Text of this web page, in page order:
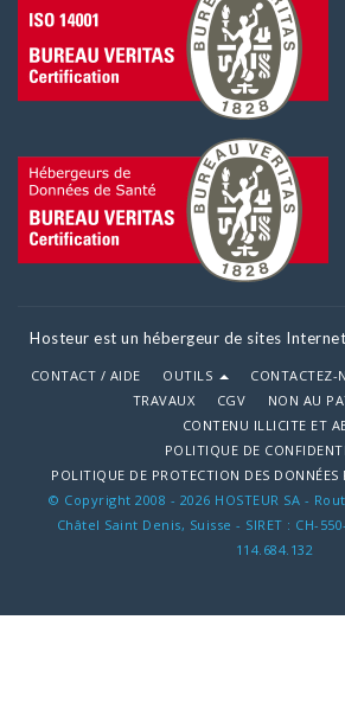
Hosteur est un hébergeur de sites Internet
CONTACT / AIDE OUTILS CONTACTEZ-
TRAVAUX
CGV
NON AU
CONTENU ILLICITE ET
POLITIQUE DE
POLITIQUE DE PROTECTION DES DONNÉES
© Copyright 2008 - 2026 HOSTEUR SA -
Châtel Saint Denis, Suisse - SIRET : CH-
114.684.132